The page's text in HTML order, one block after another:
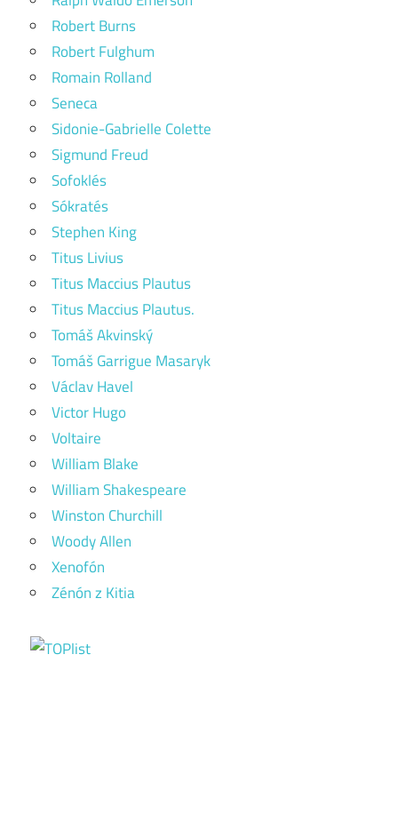
Robert Burns
Robert Fulghum
Romain Rolland
Seneca
Sidonie-Gabrielle Colette
Sigmund Freud
Sofoklés
Sókratés
Stephen King
Titus Livius
Titus Maccius Plautus
Titus Maccius Plautus.
Tomáš Akvinský
Tomáš Garrigue Masaryk
Václav Havel
Victor Hugo
Voltaire
William Blake
William Shakespeare
Winston Churchill
Woody Allen
Xenofón
Zénón z Kitia